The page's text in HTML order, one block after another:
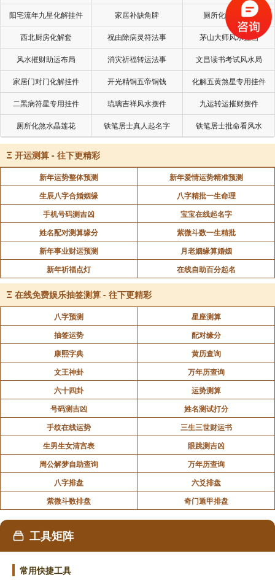
阳宅流年九星化解挂件 家居补缺角牌 厕所化秽气煞套
西北厨房化解套 祝由除病灵符法事 茅山大师风水挂画
风水摧财助运布局 消灾祈福转运法事 文昌读书考试风水局
家居门对门化解挂件 开光精铜五帝铜钱 化解五黄煞星专用挂件
二黑病符星专用挂件 琉璃吉祥风水摆件 九运转运摧财摆件
厕所化煞水晶莲花 铁笔居士真人起名字 铁笔居士批命看风水
Ξ 开运测算 - 往下更精彩
新年运势整体预测
新年爱情运势精准预测
生辰八字合婚姻缘
八字精批一生命理
手机号码测吉凶
宝宝在线起名字
姓名配对测算缘分
紫微斗数一生精批
新年事业财运预测
月老姻缘算婚姻
新年祈福点灯
在线自助百分起名
Ξ 在线免费娱乐抽签测算 - 往下更精彩
八字预测
星座测算
抽签运势
配对缘分
康熙字典
黄历查询
文王神卦
万年历查询
六十四卦
运势测算
号码测吉凶
姓名测试打分
手纹在线运势
三生三世财运书
生男生女清宫表
眼跳测吉凶
周公解梦自助查询
万年历查询
八字排盘
六爻排盘
紫微斗数排盘
奇门遁甲排盘
工具矩阵
常用快捷工具